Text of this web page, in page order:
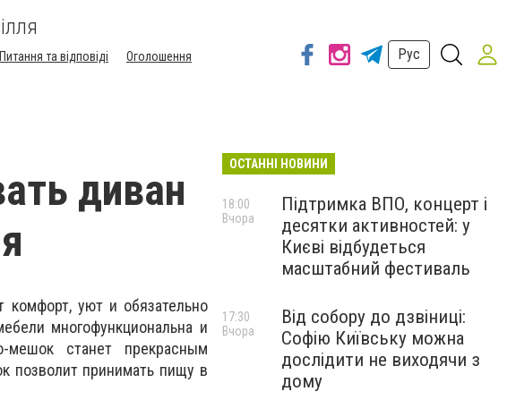
Питання та відповіді
Оголошення
Рус
диван
уют и обязательно
многофункциональна и
мешок станет прекрасным
позволит принимать пищу в
ОСТАННІ НОВИНИ
Підтримка ВПО, концерт і
десятки активностей: у
Києві відбудеться
масштабний фестиваль
18:00
Вчора
Від собору до дзвіниці:
Софію Київську можна
дослідити не виходячи з
дому
17:30
Вчора